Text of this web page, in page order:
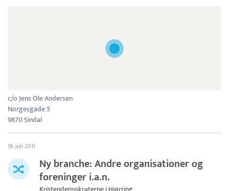
c/o Jens Ole Andersen
Norgesgade 5
9870 Sindal
18. juli 2011
Ny branche: Andre organisationer og
foreninger i.a.n.